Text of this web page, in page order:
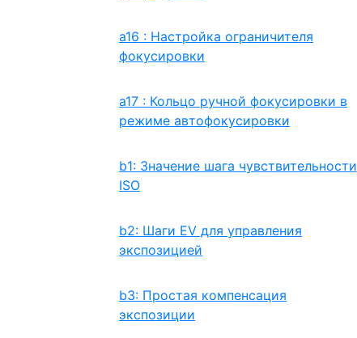
a16 : Настройка ограничителя
фокусировки
a17 : Кольцо ручной фокусировки в
режиме автофокусировки
b1: Значение шага чувствительности
ISO
b2: Шаги EV для управления
экспозицией
b3: Простая компенсация
экспозиции